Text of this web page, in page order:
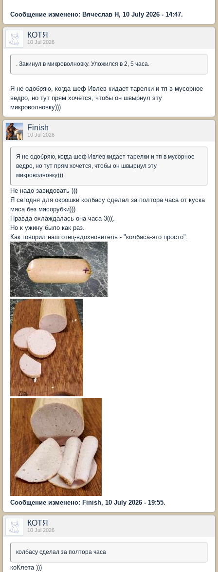
Сообщение изменено: Вячеслав Н, 10 July 2026 - 14:47.
КОТЯ
10 Jul 2026
. Закинул в микроволновку. Уложился в 2, 5 часа.
Я не одобряю, когда шеф Ивлев кидает тарелки и тп в мусорное
ведро, но тут прям хочется, чтобы он швырнул эту
микроволновку)))
Finish
10 Jul 2026
Я не одобряю, когда шеф Ивлев кидает тарелки и тп в мусорное
ведро, но тут прям хочется, чтобы он швырнул эту
микроволновку)))
Не надо завидовать )))
Я сегодня для окрошки колбасу сделал за полтора часа от куска
мяса без мясорубки)))
Правда охлаждалась она часа 3(((.
Но к ужину было как раз.
Как говорил наш отец-вдохновитель - "колбаса-это просто".
Сообщение изменено: Finish, 10 July 2026 - 19:55.
КОТЯ
10 Jul 2026
колбасу сделал за полтора часа
коКлета )))